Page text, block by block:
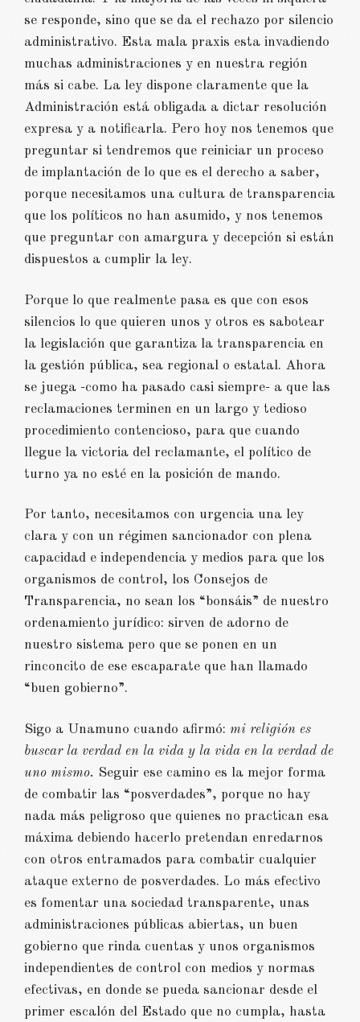
se responde, sino que se da el rechazo por silencio
administrativo. Esta mala praxis esta invadiendo
muchas administraciones y en nuestra región
más si cabe. La ley dispone claramente que la
Administración está obligada a dictar resolución
expresa y a notificarla. Pero hoy nos tenemos que
preguntar si tendremos que reiniciar un proceso
de implantación de lo que es el derecho a saber,
porque necesitamos una cultura de transparencia
que los políticos no han asumido, y nos tenemos
que preguntar con amargura y decepción si están
dispuestos a cumplir la ley.
Porque lo que realmente pasa es que con esos
silencios lo que quieren unos y otros es sabotear
la legislación que garantiza la transparencia en
la gestión pública, sea regional o estatal. Ahora
se juega -como ha pasado casi siempre- a que las
reclamaciones terminen en un largo y tedioso
procedimiento contencioso, para que cuando
llegue la victoria del reclamante, el político de
turno ya no esté en la posición de mando.
Por tanto, necesitamos con urgencia una ley
clara y con un régimen sancionador con plena
capacidad e independencia y medios para que los
organismos de control, los Consejos de
Transparencia, no sean los “bonsáis” de nuestro
ordenamiento jurídico: sirven de adorno de
nuestro sistema pero que se ponen en un
rinconcito de ese escaparate que han llamado
“buen gobierno”.
Sigo a Unamuno cuando afirmó: mi religión es
buscar la verdad en la vida y la vida en la verdad de
uno mismo. Seguir ese camino es la mejor forma
de combatir las “posverdades”, porque no hay
nada más peligroso que quienes no practican esa
máxima debiendo hacerlo pretendan enredarnos
con otros entramados para combatir cualquier
ataque externo de posverdades. Lo más efectivo
es fomentar una sociedad transparente, unas
administraciones públicas abiertas, un buen
gobierno que rinda cuentas y unos organismos
independientes de control con medios y normas
efectivas, en donde se pueda sancionar desde el
primer escalón del Estado que no cumpla, hasta